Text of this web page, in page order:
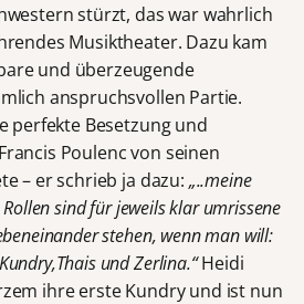
stürzt, das war wahrlich
Musiktheater. Dazu kam
und überzeugende
anspruchsvollen Partie.
perfekte Besetzung und
Poulenc von seinen
– er schrieb ja dazu: „..meine
sind für jeweils klar umrissene
stehen, wenn man will:
und Zerlina.“Heidi
ihre erste Kundry und ist nun